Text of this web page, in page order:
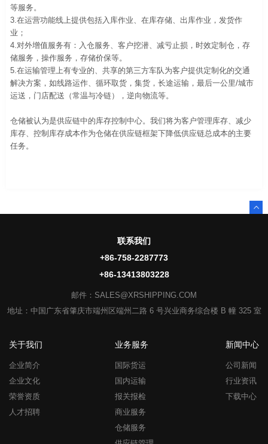
等服务。
3.在运营功能线上提供包括入库作业、在库存储、出库作业，发货作
业；
4.对外增值服务有：入仓服务、客户挖潜、减亏止损，时效定制仓，存
储服务，操作服务，存储价保等。
5.在运输管理上有专业的、共享的第三方车队为客户提供定制化的交通
解决方案，如线路运作、循环取货，集货，长途运输，最后一公里/城市
运送，门店配送（常温与冷链），逆向物流等。
仓储被认为是供应链中的库存控制中心。我们将为客户管理库存、减少
库存、控制库存成本作为仓储在供应链框架下降低供应链总成本的主要
任务。
联系我们
+86-758-2287773
+86-13413803228
邮件：SALES@XRSHIPPING.COM
地址：中国广东省肇庆市端州区端州二路 6 号兴业商务综合楼 B 幢 325 室
关于我们
企业简介
企业文化
荣誉资质
人才招聘
业务服务
国际货运
国内运输
报关报检
商业服务
仓储服务
新闻中心
公司新闻
行业资讯
下载中心